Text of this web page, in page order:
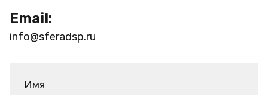
Email:
info@sferadsp.ru
Имя